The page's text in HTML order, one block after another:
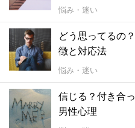
悩み・迷い
どう思ってるの
徴と対応法
悩み・迷い
信じる？付き合
男性心理